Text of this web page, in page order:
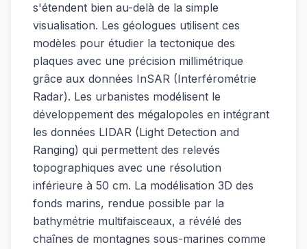
s'étendent bien au-delà de la simple
visualisation. Les géologues utilisent ces
modèles pour étudier la tectonique des
plaques avec une précision millimétrique
grâce aux données InSAR (Interférométrie
Radar). Les urbanistes modélisent le
développement des mégalopoles en intégrant
les données LIDAR (Light Detection and
Ranging) qui permettent des relevés
topographiques avec une résolution
inférieure à 50 cm. La modélisation 3D des
fonds marins, rendue possible par la
bathymétrie multifaisceaux, a révélé des
chaînes de montagnes sous-marines comme